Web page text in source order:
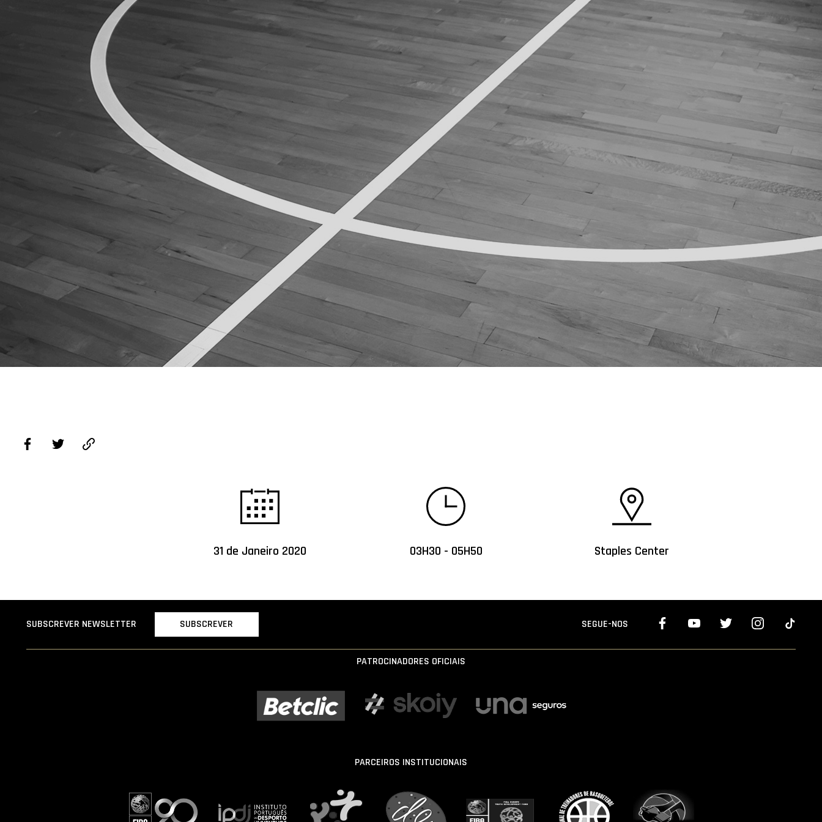
ÁREA TÉCNICA
PROJETOS
31 de Janeiro 2020 03H30 - 05H50 Staples Center
SUBSCREVER NEWSLETTER SUBSCREVER SEGUE-NOS
PATROCINADORES OFICIAIS
PARCEIROS INSTITUCIONAIS